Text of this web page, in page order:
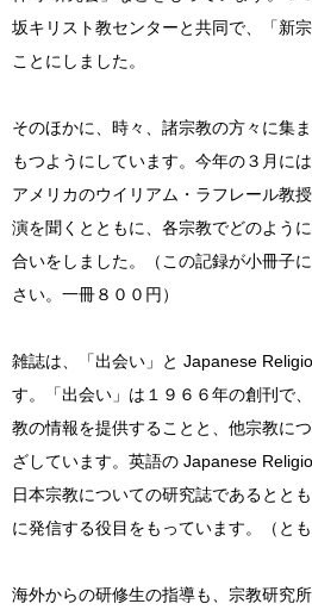
坂キリスト教センターと共同で、「新
ことにしました。
そのほかに、時々、諸宗教の方々に集
もつようにしています。今年の３月に
アメリカのウイリアム・ラフレール教
演を聞くとともに、各宗教でどのよう
合いをしました。（この記録が小冊子
さい。一冊８００円）
雑誌は、「出会い」と Japanese
す。「出会い」は１９６６年の創刊で
教の情報を提供することと、他宗教に
ざしています。英語の Japanese
日本宗教についての研究誌であるとと
に発信する役目をもっています。（とも
海外からの研修生の指導も、宗教研究